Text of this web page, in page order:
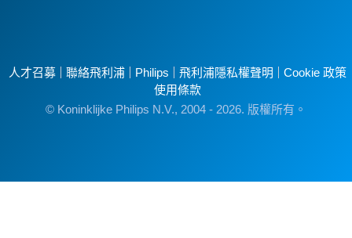
人才召募 聯絡飛利浦 Philips 飛利浦隱私權聲明
Cookie 政策
使用條款
© Koninklijke Philips N.V., 2004 - 2026. 版權所有。